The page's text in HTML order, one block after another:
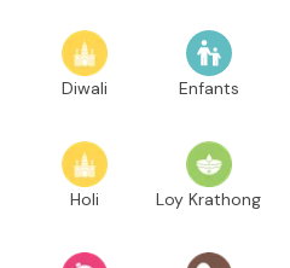
Diwali Enfants
Holi Loy Krathong